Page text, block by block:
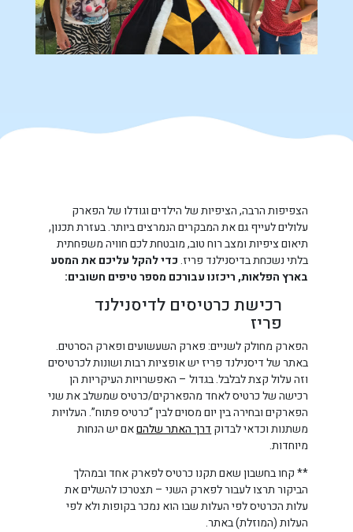
הצפיפות הרבה, הציפיות של הילדים וגודלו של הפארק
עלולים לעייף גם את המבקרים הנמרצים ביותר. בעזרת תכנון,
תיאום ציפיות ומצב רוח טוב, מובטחת לכם חוויה משפחתית
בלתי נשכחת בדיסנילנד פריז.כדי להקל עליכם את המסע
בארץ הפלאות, ריכזנו עבורכם מספר טיפים חשובים:
רכישת כרטיסים לדיסנילנד
פריז
הפארק מחולק לשניים: פארק השעשועים ופארק הסרטים.
באתר של דיסנילנד פריז יש אופציות רבות ושונות לכרטיסים
וזה עלול קצת לבלבל. בגדול – האפשרויות העיקריות הן
רכישה של כרטיס לאחד מהפארקים/כרטיס שמשלב את שני
הפארקים ובחירה בין יום מסוים לבין “כרטיס פתוח”. העלויות
משתנות וכדאי לבדוק דרך האתר שלהםאם יש הנחות
מיוחדות.
** קחו בחשבון שאם תקנו כרטיס לפארק אחד ובמהלך
הביקור תרצו לעבור לפארק השני – תצטרכו להשלים את
עלות הכרטיס לפי העלות שבו הוא נמכר בקופות ולא לפי
העלות (המוזלת) באתר.